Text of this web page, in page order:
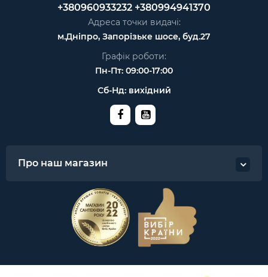
+380960933232 +380994941370
Адреса точки видачі:
м.Дніпро, Запорізьке шосе, буд.27
Графік роботи:
Пн-Пт: 09:00-17:00
Сб-Нд: вихідний
Про наш магазин